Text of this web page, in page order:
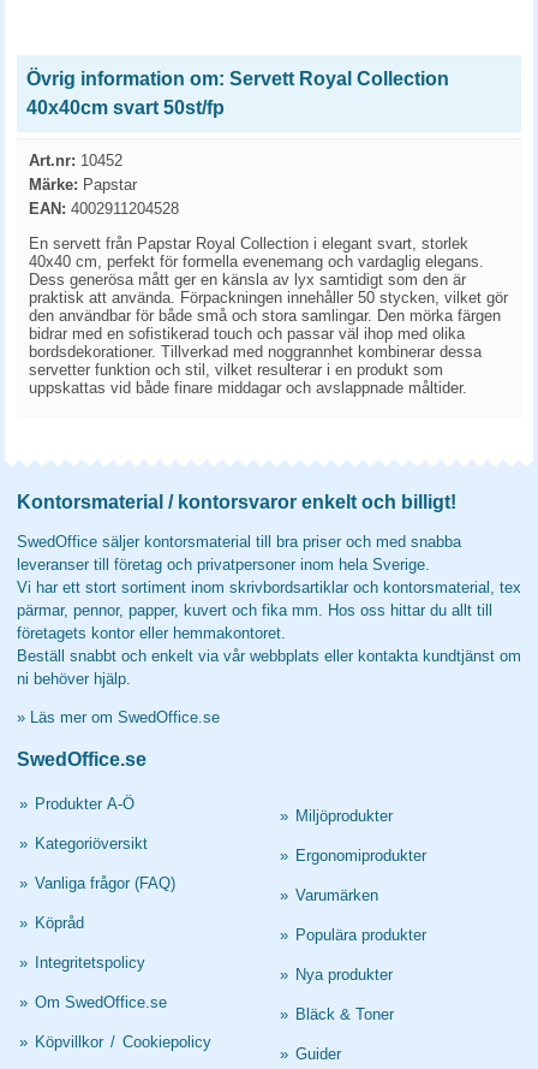
Övrig information om: Servett Royal Collection
40x40cm svart 50st/fp
Art.nr: 10452
Märke: Papstar
EAN: 4002911204528
En servett från Papstar Royal Collection i elegant svart, storlek
40x40 cm, perfekt för formella evenemang och vardaglig elegans.
Dess generösa mått ger en känsla av lyx samtidigt som den är
praktisk att använda. Förpackningen innehåller 50 stycken, vilket gör
den användbar för både små och stora samlingar. Den mörka färgen
bidrar med en sofistikerad touch och passar väl ihop med olika
bordsdekorationer. Tillverkad med noggrannhet kombinerar dessa
servetter funktion och stil, vilket resulterar i en produkt som
uppskattas vid både finare middagar och avslappnade måltider.
Kontorsmaterial / kontorsvaror enkelt och billigt!
SwedOffice säljer kontorsmaterial till bra priser och med snabba
leveranser till företag och privatpersoner inom hela Sverige.
Vi har ett stort sortiment inom skrivbordsartiklar och kontorsmaterial, tex
pärmar, pennor, papper, kuvert och fika mm. Hos oss hittar du allt till
företagets kontor eller hemmakontoret.
Beställ snabbt och enkelt via vår webbplats eller kontakta kundtjänst om
ni behöver hjälp.
» Läs mer om SwedOffice.se
SwedOffice.se
» Produkter A-Ö
» Kategoriöversikt
» Vanliga frågor (FAQ)
» Köpråd
» Integritetspolicy
» Om SwedOffice.se
» Köpvillkor / Cookiepolicy
» Miljöprodukter
» Ergonomiprodukter
» Varumärken
» Populära produkter
» Nya produkter
» Bläck & Toner
» Guider